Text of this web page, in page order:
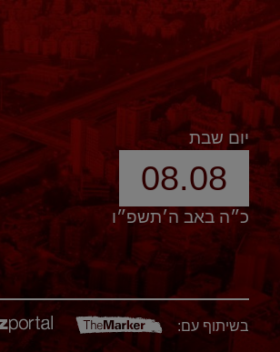
יום שבת
08.08
כ״ה באב ה׳תשפ״ו
בשיתוף עם: